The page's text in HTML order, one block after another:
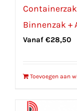
Containerzak
Binnenzak +
Vanaf €28,50
Toevoegen aan